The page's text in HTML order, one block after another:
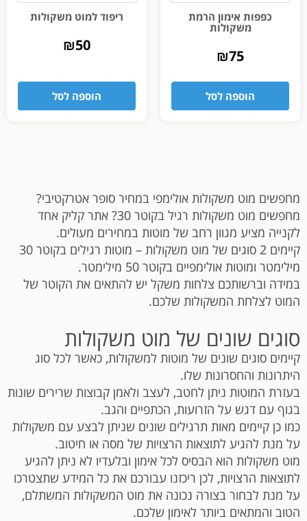
כפפות אימון הרמת
משקולות
₪75
הוספה לסל
ריפוד למוט משקולות
₪50
הוספה לסל
מחפשים מוט משקולות אולימפי במחיר סופר אטרקטיבי?
מחפשים מוט משקולות רגיל בקוטר 30? אתר קליק אחד
לקנייה מציע מגוון רחב של מוטות במחירים מעולים.
קיימים 2 סוגים של מוט משקולות – מוטות רגילים בקוטר 30
מילימטר ומוטות אולימפיים בקוטר 50 מילימטר.
במידה וברשותכם צלחות משקל יש להתאים את הקוטר של
המוט לצלחת המשקולות שלכם.
סוגים שונים של מוט משקולות
קיימים סוגים שונים של מוטות למשקולות, כאשר לכל סוג
היתרונות והחסרונות שלו.
בעזרת המוטות ניתן לחטב, לעצב ולאמן קבוצות שרירים שונות
בגוף עם דגש על הזרועות, הכתפיים והגב.
כמו כן קיימים מאות תרגילים שונים שניתן לבצע עם משקולות
על מנת להגיע לתוצאות הרצויות של מסה או חיטוב.
מוט משקולות הוא הבסיס לכל אימון ובלעדיו לא ניתן להגיע
לתוצאות הרצויות, לכן ריכזנו עבורכם את כל המידע שתצטרכו
על מנת לבחור בצורה נכונה את מוט המשקולות המשתלם,
הטוב והמתאים ביותר לאימון שלכם.